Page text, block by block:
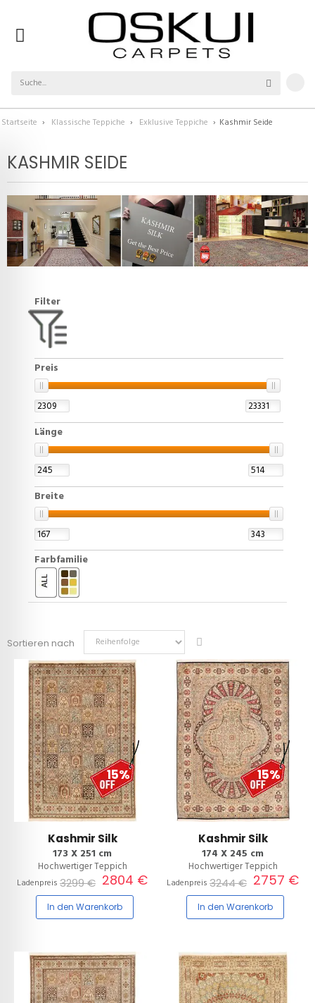
Startseite › Klassische Teppiche › Exklusive Teppiche › Kashmir Seide
KASHMIR SEIDE
Filter
Preis
Länge
Breite
Farbfamilie
Sortieren nach
15%
Kashmir Silk
173 X 251 cm
Hochwertiger Teppich
Ladenpreis 3299 € 2804 €
In den Warenkorb
15%
Kashmir Silk
174 X 245 cm
Hochwertiger Teppich
Ladenpreis 3244 € 2757 €
In den Warenkorb